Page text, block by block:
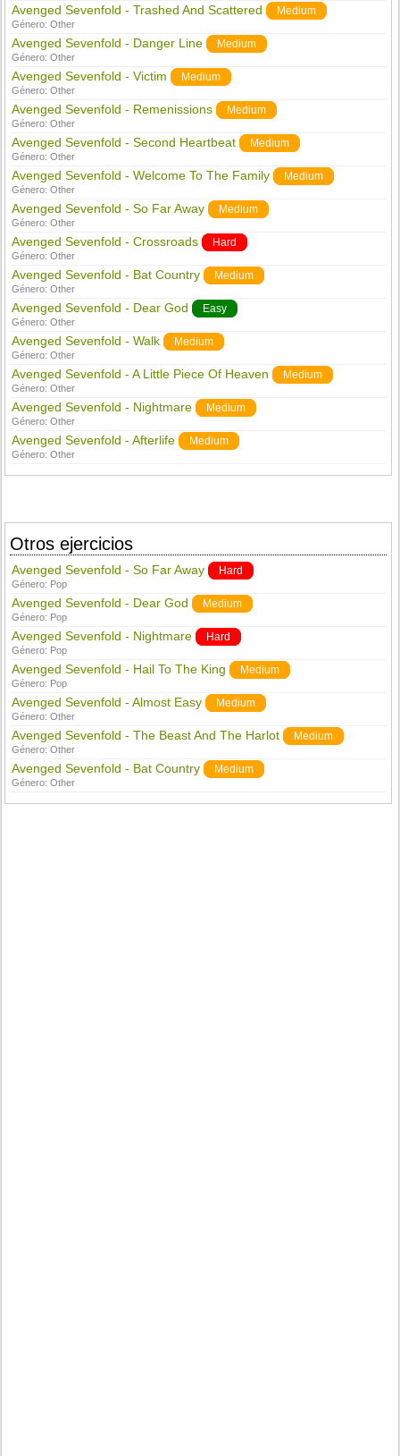
Avenged Sevenfold - Trashed And Scattered Medium
Género:Other
Avenged Sevenfold - Danger Line Medium
Género:Other
Avenged Sevenfold - Victim Medium
Género:Other
Avenged Sevenfold - Remenissions Medium
Género:Other
Avenged Sevenfold - Second Heartbeat Medium
Género:Other
Avenged Sevenfold - Welcome To The Family Medium
Género:Other
Avenged Sevenfold - So Far Away Medium
Género:Other
Avenged Sevenfold - Crossroads Hard
Género:Other
Avenged Sevenfold - Bat Country Medium
Género:Other
Avenged Sevenfold - Dear God Easy
Género:Other
Avenged Sevenfold - Walk Medium
Género:Other
Avenged Sevenfold - A Little Piece Of Heaven Medium
Género:Other
Avenged Sevenfold - Nightmare Medium
Género:Other
Avenged Sevenfold - Afterlife Medium
Género:Other
Otros ejercicios
Avenged Sevenfold - So Far Away Hard
Género: Pop
Avenged Sevenfold - Dear God Medium
Género: Pop
Avenged Sevenfold - Nightmare Hard
Género: Pop
Avenged Sevenfold - Hail To The King Medium
Género: Pop
Avenged Sevenfold - Almost Easy Medium
Género:Other
Avenged Sevenfold - The Beast And The Harlot Medium
Género:Other
Avenged Sevenfold - Bat Country Medium
Género:Other